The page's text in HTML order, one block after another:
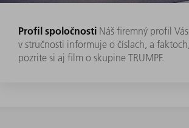
Profil spoločnosti Náš firemný profil Vás
v stručnosti informuje o číslach, a faktoch,
pozrite si aj film o skupine TRUMPF.